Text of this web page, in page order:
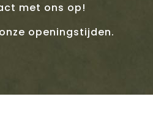
met ons op!
openingstijden.